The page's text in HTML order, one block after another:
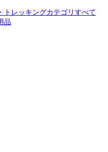
トレッキングカテゴリすべて
品